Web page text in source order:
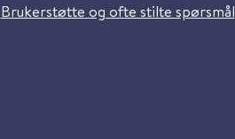
Brukerstøtte og ofte stilte spørsmål